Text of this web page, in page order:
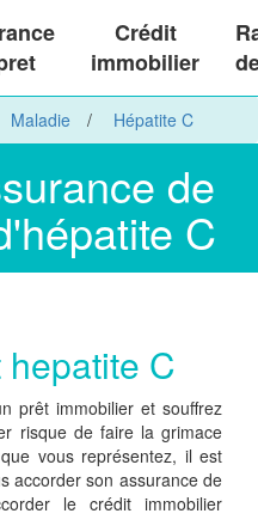
Crédit
immobilier
Maladie Hépatite C
de
C
C
prêt immobilier et souffrez
risque de faire la grimace
vous représentez, il est
accorder son assurance de
le crédit immobilier